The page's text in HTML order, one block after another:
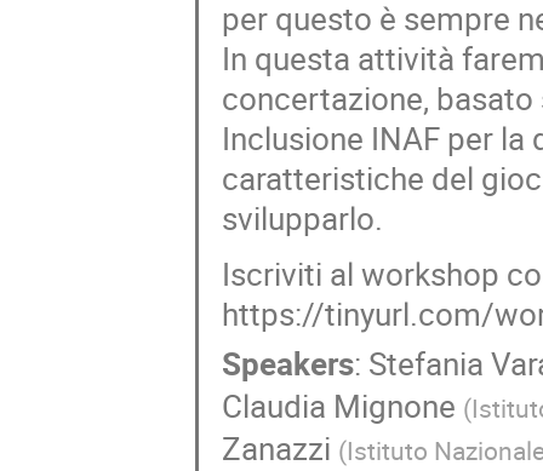
per questo è sempre
In questa attività
concertazione,
Inclusione INAF per
caratteristiche del
svilupparlo.
Iscriviti al workshop
https://tinyurl.com/
Speakers: Stefania
Claudia Mignone (
Zanazzi (Istituto